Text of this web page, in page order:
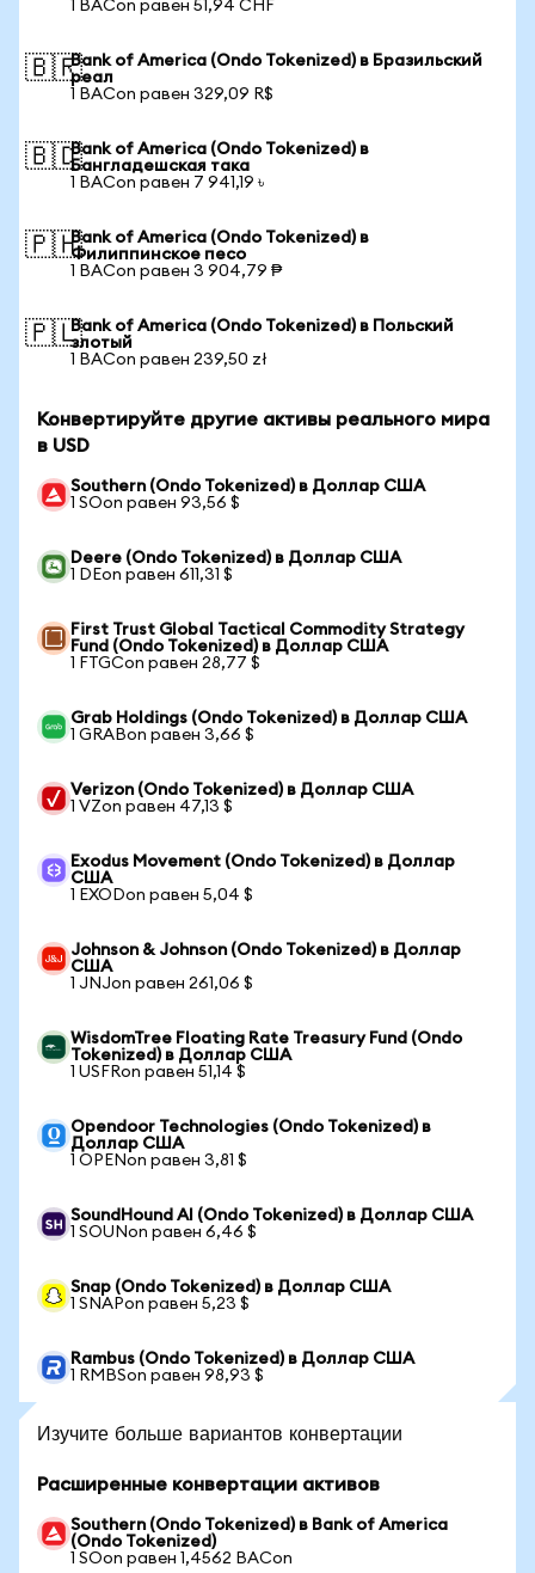
1 BACon равен 51,94 CHF
🇧🇷Bank of America (Ondo Tokenized) в Бразильский
реал
1 BACon равен 329,09 R$
🇧🇩Bank of America (Ondo Tokenized) в
Бангладешская така
1 BACon равен 7 941,19 ৳
🇵🇭Bank of America (Ondo Tokenized) в
Филиппинское песо
1 BACon равен 3 904,79 ₱
🇵🇱Bank of America (Ondo Tokenized) в Польский
злотый
1 BACon равен 239,50 zł
Конвертируйте другие активы реального мира
в USD
Southern (Ondo Tokenized) в Доллар США
1 SOon равен 93,56 $
Deere (Ondo Tokenized) в Доллар США
1 DEon равен 611,31 $
First Trust Global Tactical Commodity Strategy
Fund (Ondo Tokenized) в Доллар США
1 FTGCon равен 28,77 $
Grab Holdings (Ondo Tokenized) в Доллар США
1 GRABon равен 3,66 $
Verizon (Ondo Tokenized) в Доллар США
1 VZon равен 47,13 $
Exodus Movement (Ondo Tokenized) в Доллар
США
1 EXODon равен 5,04 $
Johnson & Johnson (Ondo Tokenized) в Доллар
США
1 JNJon равен 261,06 $
WisdomTree Floating Rate Treasury Fund (Ondo
Tokenized) в Доллар США
1 USFRon равен 51,14 $
Opendoor Technologies (Ondo Tokenized) в
Доллар США
1 OPENon равен 3,81 $
SoundHound AI (Ondo Tokenized) в Доллар США
1 SOUNon равен 6,46 $
Snap (Ondo Tokenized) в Доллар США
1 SNAPon равен 5,23 $
Rambus (Ondo Tokenized) в Доллар США
1 RMBSon равен 98,93 $
Изучите больше вариантов конвертации
Расширенные конвертации активов
Southern (Ondo Tokenized) в Bank of America
(Ondo Tokenized)
1 SOon равен 1,4562 BACon